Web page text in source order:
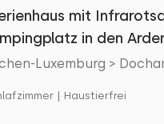
mit
in den
Luxemburg >
| Haustierfrei